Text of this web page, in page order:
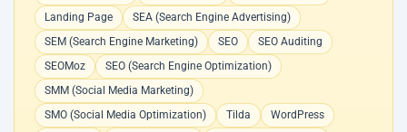
Landing Page
SEA (Search Engine Advertising)
SEM (Search Engine Marketing)
SEO
SEO Auditing
SEOMoz
SEO (Search Engine Optimization)
SMM (Social Media Marketing)
SMO (Social Media Optimization)
Tilda
WordPress